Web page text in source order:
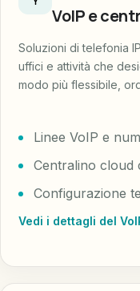
VoIP e
Soluzioni di telefonia
uffici e attività che
modo più flessibile,
Linee VoIP e
Centralino cloud
Configurazione
Vedi i dettagli del